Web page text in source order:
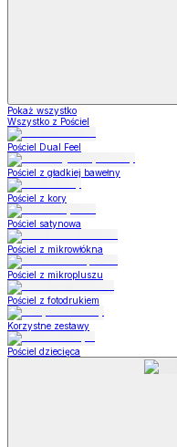
Pokaż wszystko
Wszystko z Pościel
Pościel Dual Feel
Pościel z gładkiej bawełny
Pościel z kory
Pościel satynowa
Pościel z mikrowłókna
Pościel z mikropluszu
Pościel z fotodrukiem
Korzystne zestawy
Pościel dziecięca